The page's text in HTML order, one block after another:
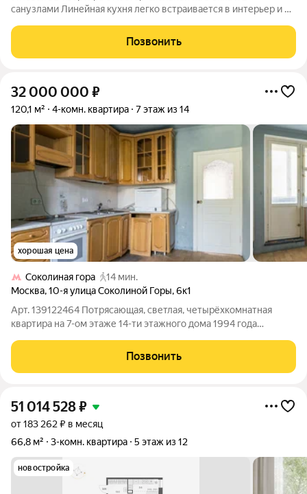
санузлами Линейная кухня легко встраивается в интерьер и не
больше света, воздуха и ощущения объема 2 санузла, включая
хозяйский с окном,
Позвонить
32 000 000 ₽
120,1 м² 4-комн. квартира 7 этаж из 14
хорошая цена
Соколиная гора
14 мин.
Москва,10-я улица Соколиной Горы,6к1
Арт. 139122464 Потрясающая, светлая, четырёхкомнатная
квартира на 7-ом этаже 14-ти этажного дома 1994 года
Функциональная планировка: четыре просторные комнаты,
кухня, вместительный коридор, 2 балкона.
Позвонить
51 014 528₽
от 183 262 ₽ в месяц
66,8 м²
3-комн. квартира 5 этаж из 12
новостройка